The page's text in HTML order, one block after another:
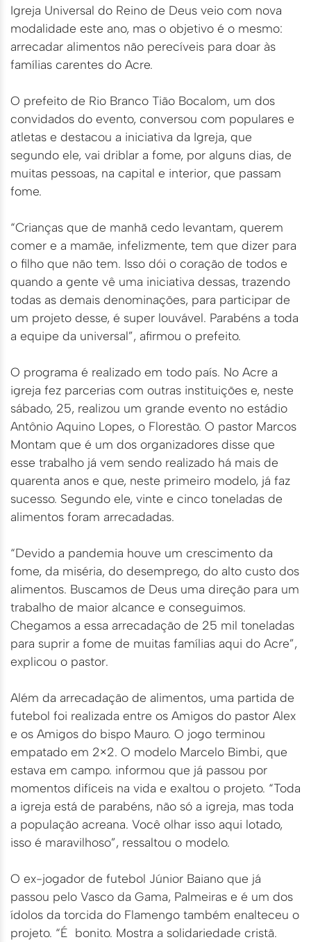
Igreja Universal do Reino de Deus veio com nova
modalidade este ano, mas o objetivo é o mesmo:
arrecadar alimentos não perecíveis para doar às
famílias carentes do Acre.
O prefeito de Rio Branco Tião Bocalom, um dos
convidados do evento, conversou com populares e
atletas e destacou a iniciativa da Igreja, que
segundo ele, vai driblar a fome, por alguns dias, de
muitas pessoas, na capital e interior, que passam
fome.
“Crianças que de manhã cedo levantam, querem
comer e a mamãe, infelizmente, tem que dizer para
o filho que não tem. Isso dói o coração de todos e
quando a gente vê uma iniciativa dessas, trazendo
todas as demais denominações, para participar de
um projeto desse, é super louvável. Parabéns a toda
a equipe da universal”, afirmou o prefeito.
O programa é realizado em todo país. No Acre a
igreja fez parcerias com outras instituições e, neste
sábado, 25, realizou um grande evento no estádio
Antônio Aquino Lopes, o Florestão. O pastor Marcos
Montam que é um dos organizadores disse que
esse trabalho já vem sendo realizado há mais de
quarenta anos e que, neste primeiro modelo, já faz
sucesso. Segundo ele, vinte e cinco toneladas de
alimentos foram arrecadadas.
“Devido a pandemia houve um crescimento da
fome, da miséria, do desemprego, do alto custo dos
alimentos. Buscamos de Deus uma direção para um
trabalho de maior alcance e conseguimos.
Chegamos a essa arrecadação de 25 mil toneladas
para suprir a fome de muitas famílias aqui do Acre”,
explicou o pastor.
Além da arrecadação de alimentos, uma partida de
futebol foi realizada entre os Amigos do pastor Alex
e os Amigos do bispo Mauro. O jogo terminou
empatado em 2×2. O modelo Marcelo Bimbi, que
estava em campo. informou que já passou por
momentos difíceis na vida e exaltou o projeto. “Toda
a igreja está de parabéns, não só a igreja, mas toda
a população acreana. Você olhar isso aqui lotado,
isso é maravilhoso”, ressaltou o modelo.
O ex-jogador de futebol Júnior Baiano que já
passou pelo Vasco da Gama, Palmeiras e é um dos
ídolos da torcida do Flamengo também enalteceu o
projeto. “É bonito. Mostra a solidariedade cristã.